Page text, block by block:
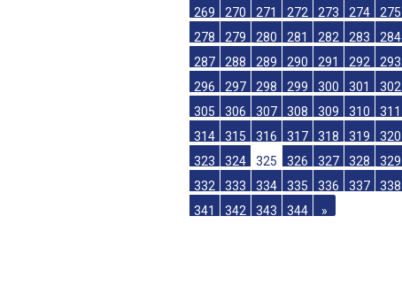
251
252 253 254 255 256 257
260
261 262 263 264 265 266
269
270 271 272 273 274 275
278
279 280 281 282 283 284
287
288 289 290 291 292 293
296
297 298 299 300 301 302
305
306 307 308 309 310 311
314
315 316 317 318 319 320
323
324 325 326 327